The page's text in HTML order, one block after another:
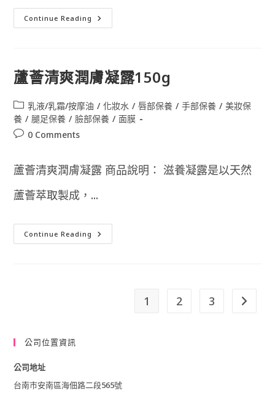
Continue Reading 收
斂
蘆薈清爽潤膚凝露150g
Post
category:
乳液/乳霜/按摩油 / 化妝水 / 唇部保養 / 手部保養 / 美妝保
養 / 腿足保養 / 臉部保養 / 面膜
Post0 Comments
蘆薈清爽潤膚凝露 商品說明： 滋養凝露是以天然
蘆薈萃取製成，...
Continue Reading 蘆
薈
1 2 3 Go to
公司位置資訊
公司地址
台南市安南區海佃路二段565號